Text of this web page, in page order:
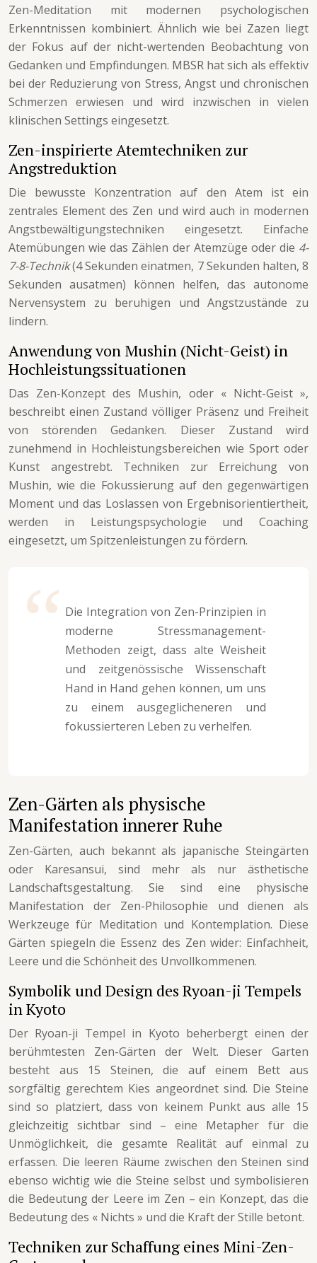
Zen-Meditation mit modernen psychologischen
Erkenntnissen kombiniert. Ähnlich wie bei Zazen liegt
der Fokus auf der nicht-wertenden Beobachtung von
Gedanken und Empfindungen. MBSR hat sich als effektiv
bei der Reduzierung von Stress, Angst und chronischen
Schmerzen erwiesen und wird inzwischen in vielen
klinischen Settings eingesetzt.
Zen-inspirierte Atemtechniken zur
Angstreduktion
Die bewusste Konzentration auf den Atem ist ein
zentrales Element des Zen und wird auch in modernen
Angstbewältigungstechniken eingesetzt. Einfache
Atemübungen wie das Zählen der Atemzüge oder die 4-
7-8-Technik(4 Sekunden einatmen, 7 Sekunden halten, 8
Sekunden ausatmen) können helfen, das autonome
Nervensystem zu beruhigen und Angstzustände zu
lindern.
Anwendung von Mushin (Nicht-Geist) in
Hochleistungssituationen
Das Zen-Konzept des Mushin, oder « Nicht-Geist »,
beschreibt einen Zustand völliger Präsenz und Freiheit
von störenden Gedanken. Dieser Zustand wird
zunehmend in Hochleistungsbereichen wie Sport oder
Kunst angestrebt. Techniken zur Erreichung von
Mushin, wie die Fokussierung auf den gegenwärtigen
Moment und das Loslassen von Ergebnisorientiertheit,
werden in Leistungspsychologie und Coaching
eingesetzt, um Spitzenleistungen zu fördern.
Die Integration von Zen-Prinzipien in
moderne Stressmanagement-
Methoden zeigt, dass alte Weisheit
und zeitgenössische Wissenschaft
Hand in Hand gehen können, um uns
zu einem ausgeglicheneren und
fokussierteren Leben zu verhelfen.
Zen-Gärten als physische
Manifestation innerer Ruhe
Zen-Gärten, auch bekannt als japanische Steingärten
oder Karesansui, sind mehr als nur ästhetische
Landschaftsgestaltung. Sie sind eine physische
Manifestation der Zen-Philosophie und dienen als
Werkzeuge für Meditation und Kontemplation. Diese
Gärten spiegeln die Essenz des Zen wider: Einfachheit,
Leere und die Schönheit des Unvollkommenen.
Symbolik und Design des Ryoan-ji Tempels
in Kyoto
Der Ryoan-ji Tempel in Kyoto beherbergt einen der
berühmtesten Zen-Gärten der Welt. Dieser Garten
besteht aus 15 Steinen, die auf einem Bett aus
sorgfältig gerechtem Kies angeordnet sind. Die Steine
sind so platziert, dass von keinem Punkt aus alle 15
gleichzeitig sichtbar sind – eine Metapher für die
Unmöglichkeit, die gesamte Realität auf einmal zu
erfassen. Die leeren Räume zwischen den Steinen sind
ebenso wichtig wie die Steine selbst und symbolisieren
die Bedeutung der Leere im Zen – ein Konzept, das die
Bedeutung des « Nichts » und die Kraft der Stille betont.
Techniken zur Schaffung eines Mini-Zen-